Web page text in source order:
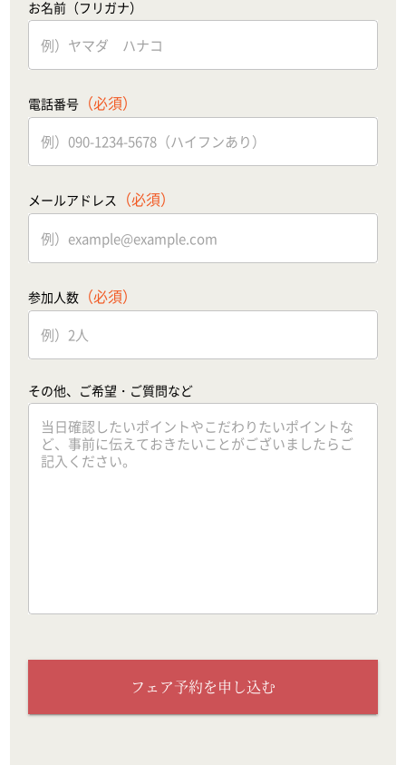
お名前（フリガナ）
電話番号 （必須）
メールアドレス （必須）
参加人数 （必須）
その他、ご希望・ご質問など
フェア予約を申し込む